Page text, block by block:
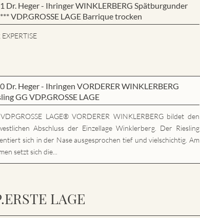
Dr. Heger - Ihringer WINKLERBERG Spätburgunder
VDP.GROSSE LAGE Barrique trocken
Dr. Heger - Ihringen VORDERER WINKLERBERG
GG VDP.GROSSE LAGE
LAGE® VORDERER WINKLERBERG bildet den
Abschluss der Einzellage Winklerberg. Der Riesling
sich in der Nase ausgesprochen tief und vielschichtig. Am
setzt sich die...
LAGE